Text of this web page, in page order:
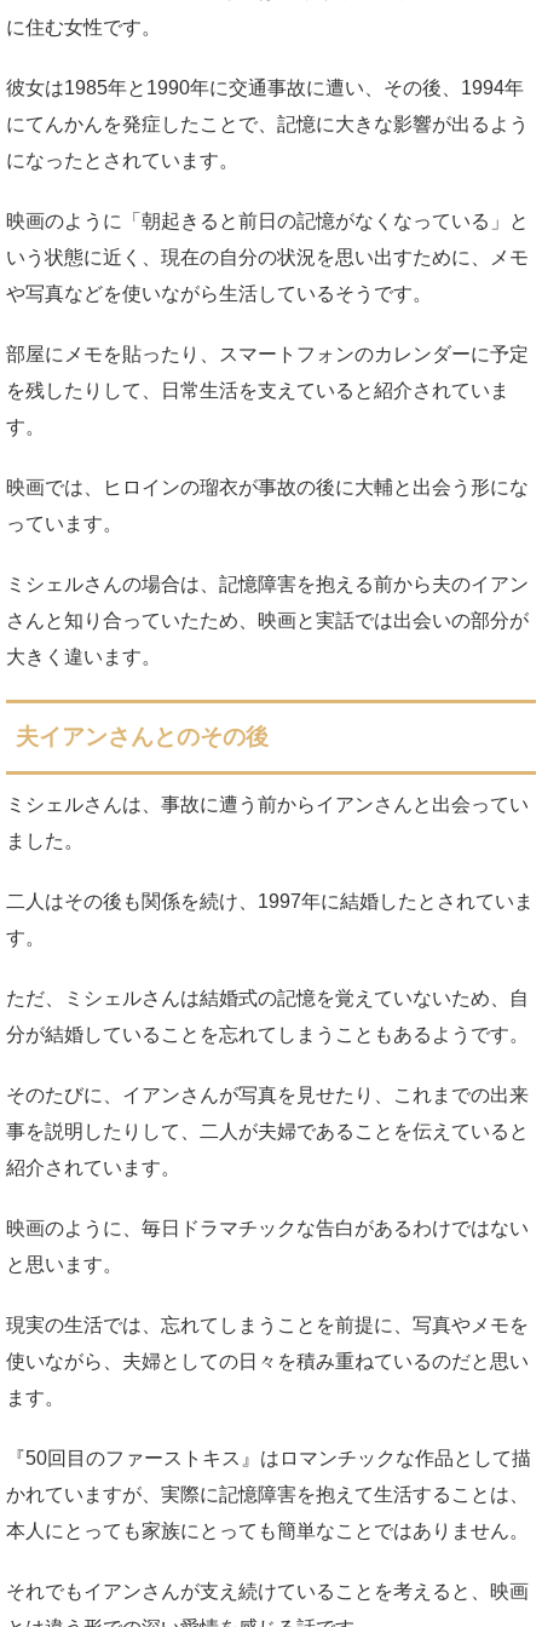
に住む女性です。
彼女は1985年と1990年に交通事故に遭い、その後、1994年
にてんかんを発症したことで、記憶に大きな影響が出るよう
になったとされています。
映画のように「朝起きると前日の記憶がなくなっている」と
いう状態に近く、現在の自分の状況を思い出すために、メモ
や写真などを使いながら生活しているそうです。
部屋にメモを貼ったり、スマートフォンのカレンダーに予定
を残したりして、日常生活を支えていると紹介されていま
す。
映画では、ヒロインの瑠衣が事故の後に大輔と出会う形にな
っています。
ミシェルさんの場合は、記憶障害を抱える前から夫のイアン
さんと知り合っていたため、映画と実話では出会いの部分が
大きく違います。
夫イアンさんとのその後
ミシェルさんは、事故に遭う前からイアンさんと出会ってい
ました。
二人はその後も関係を続け、1997年に結婚したとされていま
す。
ただ、ミシェルさんは結婚式の記憶を覚えていないため、自
分が結婚していることを忘れてしまうこともあるようです。
そのたびに、イアンさんが写真を見せたり、これまでの出来
事を説明したりして、二人が夫婦であることを伝えていると
紹介されています。
映画のように、毎日ドラマチックな告白があるわけではない
と思います。
現実の生活では、忘れてしまうことを前提に、写真やメモを
使いながら、夫婦としての日々を積み重ねているのだと思い
ます。
『50回目のファーストキス』はロマンチックな作品として描
かれていますが、実際に記憶障害を抱えて生活することは、
本人にとっても家族にとっても簡単なことではありません。
それでもイアンさんが支え続けていることを考えると、映画